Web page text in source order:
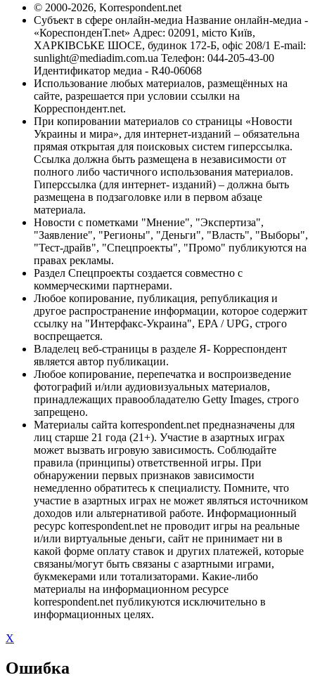
© 2000-2026, Korrespondent.net
Субъект в сфере онлайн-медиа Название онлайн-медиа -
«КореспонденТ.net» Адрес: 02091, місто Київ,
ХАРКІВСЬКЕ ШОСЕ, будинок 172-Б, офіс 208/1 E-mail:
sunlight@mediadim.com.ua Телефон: 044-205-43-00
Идентификатор медиа - R40-06068
Использование любых материалов, размещённых на
сайте, разрешается при условии ссылки на
Корреспондент.net.
При копировании материалов со страницы «Новости
Украины и мира», для интернет-изданий – обязательна
прямая открытая для поисковых систем гиперссылка.
Ссылка должна быть размещена в независимости от
полного либо частичного использования материалов.
Гиперссылка (для интернет- изданий) – должна быть
размещена в подзаголовке или в первом абзаце
материала.
Новости с пометками "Мнение", "Экспертиза",
"Заявление", "Регионы", "Деньги", "Власть", "Выборы",
"Тест-драйв", "Спецпроекты", "Промо" публикуются на
правах рекламы.
Раздел Спецпроекты создается совместно с
коммерческими партнерами.
Любое копирование, публикация, републикация и
другое распространение информации, которое содержит
ссылку на "Интерфакс-Украина", EPA / UPG, строго
воспрещается.
Владелец веб-страницы в разделе Я- Корреспондент
является автор публикации.
Любое копирование, перепечатка и воспроизведение
фотографий и/или аудиовизуальных материалов,
принадлежащих правообладателю Getty Images, строго
запрещено.
Материалы сайта korrespondent.net предназначены для
лиц старше 21 года (21+). Участие в азартных играх
может вызвать игровую зависимость. Соблюдайте
правила (принципы) ответственной игры. При
обнаружении первых признаков зависимости
немедленно обратитесь к специалисту. Помните, что
участие в азартных играх не может являться источником
доходов или альтернативой работе. Информационный
ресурс korrespondent.net не проводит игры на реальные
и/или виртуальные деньги, сайт не принимает ни в
какой форме оплату ставок и других платежей, которые
связаны/могут быть связаны с азартными играми,
букмекерами или тотализаторами. Какие-либо
материалы на информационном ресурсе
korrespondent.net публикуются исключительно в
информационных целях.
X
Ошибка